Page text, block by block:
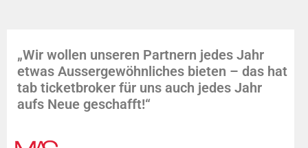
„Wir wollen unseren Partnern jedes Jahr
etwas Aussergewöhnliches bieten – das hat
tab ticketbroker für uns auch jedes Jahr
aufs Neue geschafft!“